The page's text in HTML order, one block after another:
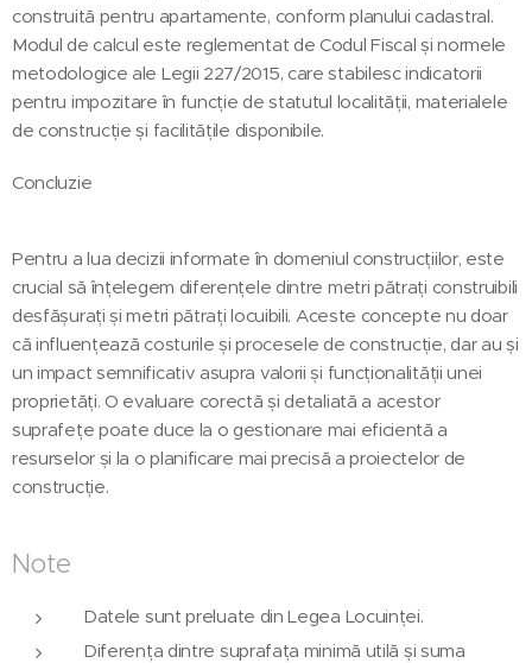
construită pentru apartamente, conform planului cadastral.
Modul de calcul este reglementat de Codul Fiscal și normele
metodologice ale Legii 227/2015, care stabilesc indicatorii
pentru impozitare în funcție de statutul localității, materialele
de construcție și facilitățile disponibile.
Concluzie
Pentru a lua decizii informate în domeniul construcțiilor, este
crucial să înțelegem diferențele dintre metri pătrați construibili
desfășurați și metri pătrați locuibili. Aceste concepte nu doar
că influențează costurile și procesele de construcție, dar au și
un impact semnificativ asupra valorii și funcționalității unei
proprietăți. O evaluare corectă și detaliată a acestor
suprafețe poate duce la o gestionare mai eficientă a
resurselor și la o planificare mai precisă a proiectelor de
construcție.
Note
Datele sunt preluate din Legea Locuinței.
Diferența dintre suprafața minimă utilă și suma